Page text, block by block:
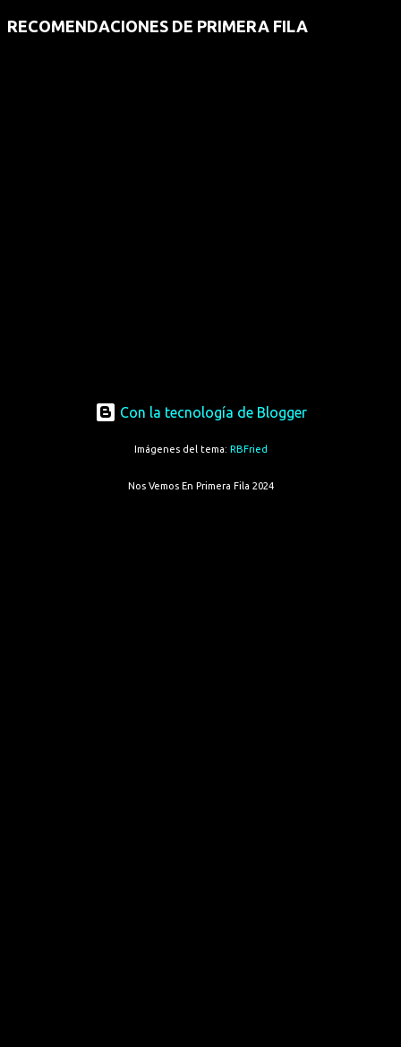
RECOMENDACIONES DE PRIMERA FILA
Con la tecnología de Blogger
Imágenes del tema: RBFried
Nos Vemos En Primera Fila 2024